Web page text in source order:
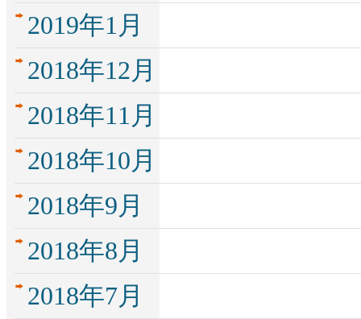
2019年1月
2018年12月
2018年11月
2018年10月
2018年9月
2018年8月
2018年7月